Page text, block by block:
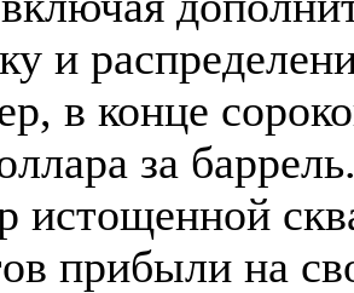
и
в конце
за
истощенной
прибыли на